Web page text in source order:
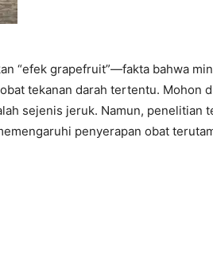
“efek grapefruit”—fakta bahwa
tekanan darah tertentu. Mohon
sejenis jeruk. Namun, penelitian
penyerapan obat